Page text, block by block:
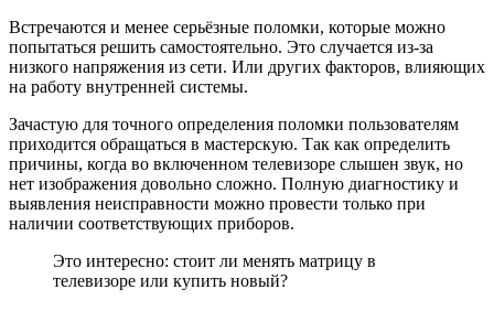
Встречаются и менее серьёзные поломки, которые можно
попытаться решить самостоятельно. Это случается из-за
низкого напряжения из сети. Или других факторов, влияющих
на работу внутренней системы.
Зачастую для точного определения поломки пользователям
приходится обращаться в мастерскую. Так как определить
причины, когда во включенном телевизоре слышен звук, но
нет изображения довольно сложно. Полную диагностику и
выявления неисправности можно провести только при
наличии соответствующих приборов.
Это интересно: стоит ли менять матрицу в
телевизоре или купить новый?